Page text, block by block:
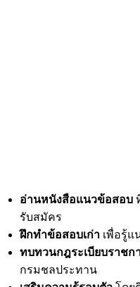
อ่านหนังสือแนวข้อสอบ
รับสมัคร
ฝึกทำข้อสอบเก่า เพื่อรู้แ
ทบทวนกฎระเบียบราชก
กรมชลประทาน